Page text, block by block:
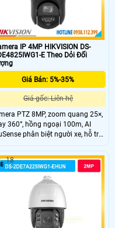
IP 4MP HIKVISION DS-
E Theo Dỏi Đối
Giá Bán: 5%-35%
Giá gốc: Liên hệ
PTZ 8MP, zoom quang 25×,
360°, hồng ngoại 100m, AI
phân biệt người xe, hỗ trợ
thoại hai chiều.
18